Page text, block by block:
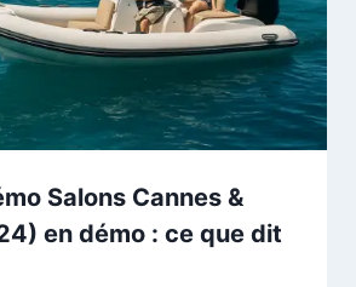
Salons Cannes &
en démo : ce que dit